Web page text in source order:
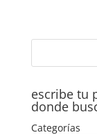
escribe tu
donde
Categorías